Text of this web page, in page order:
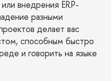
внедрения ERP-
разными
делает вас
способным быстро
и говорить на языке